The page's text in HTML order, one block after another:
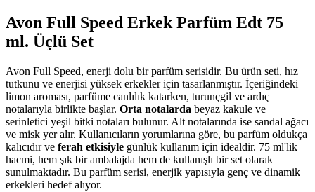
Avon Full Speed Erkek Parfüm Edt 75
ml. Üçlü Set
Avon Full Speed, enerji dolu bir parfüm serisidir. Bu ürün seti, hız
tutkunu ve enerjisi yüksek erkekler için tasarlanmıştır. İçeriğindeki
limon aroması, parfüme canlılık katarken, turunçgil ve ardıç
notalarıyla birlikte başlar. Orta notalarda beyaz kakule ve
serinletici yeşil bitki notaları bulunur. Alt notalarında ise sandal ağacı
ve misk yer alır. Kullanıcıların yorumlarına göre, bu parfüm oldukça
kalıcıdır ve ferah etkisiyle günlük kullanım için idealdir. 75 ml'lik
hacmi, hem şık bir ambalajda hem de kullanışlı bir set olarak
sunulmaktadır. Bu parfüm serisi, enerjik yapısıyla genç ve dinamik
erkekleri hedef alıyor.